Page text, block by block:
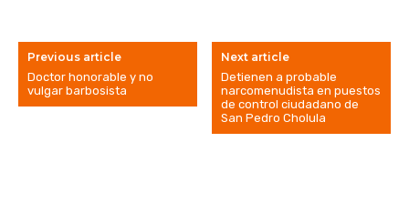
Previous article
Doctor honorable y no
vulgar barbosista
Next article
Detienen a probable
narcomenudista en puestos
de control ciudadano de
San Pedro Cholula